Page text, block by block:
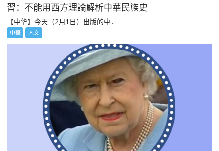
習：不能用西方理論解析中華民族史
【中华】今天（2月1日）出版的中...
中華 人文